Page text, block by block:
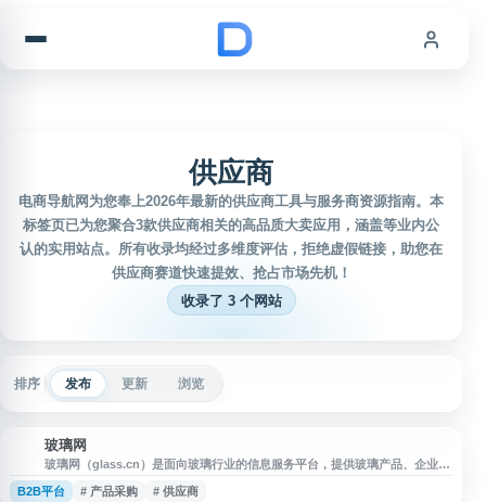
供应商
电商导航网为您奉上2026年最新的供应商工具与服务商资源指南。本
标签页已为您聚合3款供应商相关的高品质大卖应用，涵盖等业内公
认的实用站点。所有收录均经过多维度评估，拒绝虚假链接，助您在
供应商赛道快速提效、抢占市场先机！
收录了 3 个网站
排序 发布 更新 浏览
玻璃网
玻璃网（glass.cn）是面向玻璃行业的信息服务平台，提供玻璃产品、企业供
应、采购需求、行业资讯及相关市场信息展示，覆盖建筑玻璃、深加工玻璃、
原片玻璃、设备耗材等领域。网站可帮助用户了解玻璃行业动态、查找供应商
B2B平台 # 产品采购 # 供应商